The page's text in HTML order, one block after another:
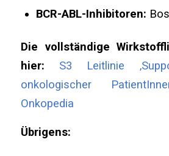
BCR-ABL-Inhibitoren:
Die vollständige
hier:
S3 Leitlinie
onkologischer
Onkopedia
Übrigens: